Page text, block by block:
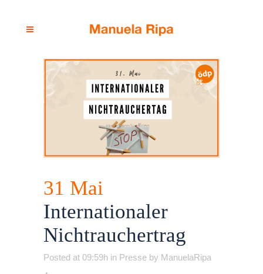
31 Mai
Internationaler
Nichtrauchertrag
Posted at 09:59h in Presse by ManuelaRipa